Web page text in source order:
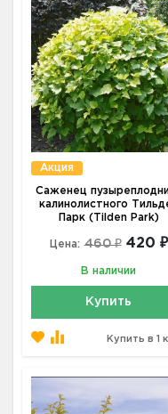
Акция
Саженец
калинолистного
Парк (Tilden Park)
Цена: 460 ₽ 420 ₽
В наличии
Купить
Купить в 1